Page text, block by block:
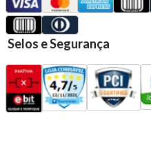
Selos e Segurança